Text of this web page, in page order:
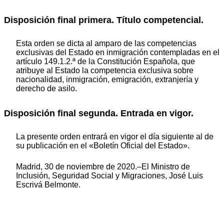
Disposición final primera. Título competencial.
Esta orden se dicta al amparo de las competencias
exclusivas del Estado en inmigración contempladas en el
artículo 149.1.2.ª de la Constitución Española, que
atribuye al Estado la competencia exclusiva sobre
nacionalidad, inmigración, emigración, extranjería y
derecho de asilo.
Disposición final segunda. Entrada en vigor.
La presente orden entrará en vigor el día siguiente al de
su publicación en el «Boletín Oficial del Estado».
Madrid, 30 de noviembre de 2020.–El Ministro de
Inclusión, Seguridad Social y Migraciones, José Luis
Escrivá Belmonte.